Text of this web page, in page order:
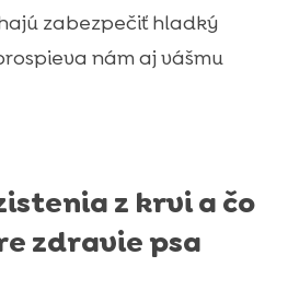
zabezpečiť hladký
nám aj vášmu
z krvi a čo
zdravie psa